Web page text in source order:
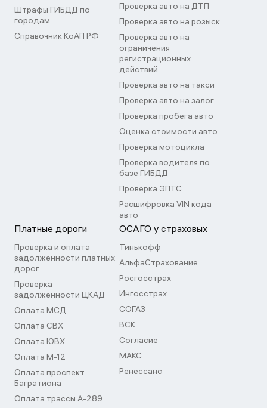
Штрафы ГИБДД по
городам
Справочник КоАП РФ
Проверка авто на ДТП
Проверка авто на розыск
Проверка авто на
ограничения
регистрационных
действий
Проверка авто на такси
Проверка авто на залог
Проверка пробега авто
Оценка стоимости авто
Проверка мотоцикла
Проверка водителя по
базе ГИБДД
Проверка ЭПТС
Расшифровка VIN кода
авто
Платные дороги
Проверка и оплата
задолженности платных
дорог
Проверка
задолженности ЦКАД
Оплата МСД
Оплата СВХ
Оплата ЮВХ
Оплата М-12
Оплата проспект
Багратиона
Оплата трассы А-289
ОСАГО у страховых
Тинькофф
АльфаСтрахование
Росгосстрах
Ингосстрах
СОГАЗ
ВСК
Согласие
МАКС
Ренессанс